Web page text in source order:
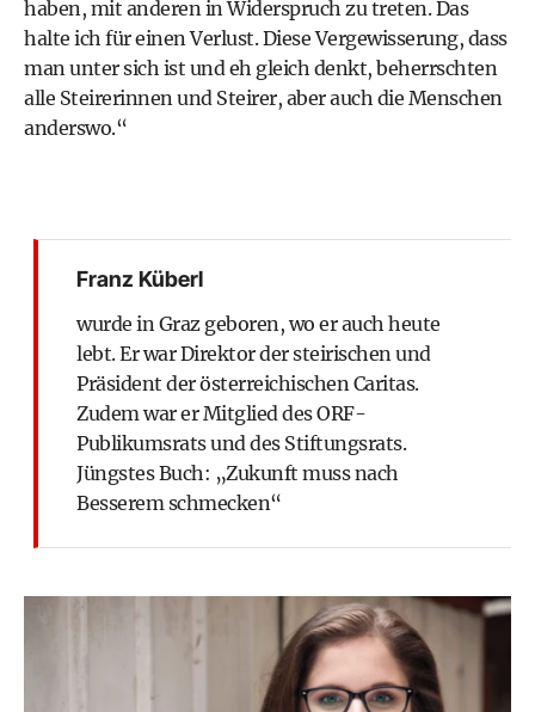
haben, mit anderen in Widerspruch zu treten. Das
halte ich für einen Verlust. Diese Vergewisserung, dass
man unter sich ist und eh gleich denkt, beherrschten
alle Steirerinnen und Steirer, aber auch die Menschen
anderswo.“
Franz Küberl
wurde in Graz geboren, wo er auch heute
lebt. Er war Direktor der steirischen und
Präsident der österreichischen Caritas.
Zudem war er Mitglied des ORF-
Publikumsrats und des Stiftungsrats.
Jüngstes Buch: „Zukunft muss nach
Besserem schmecken“